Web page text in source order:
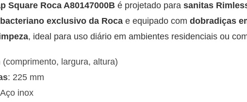
Square Roca A80147000B é projetado para sanitas
exclusivo da Roca e equipado com dobradiças
, ideal para uso diário em ambientes residenciais ou
largura, altura)
: 225 mm
inox